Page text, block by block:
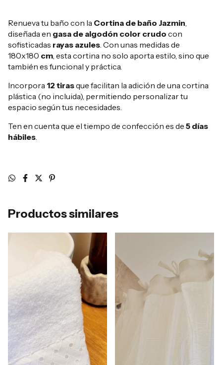
Renueva tu baño con la Cortina de baño Jazmin,
diseñada en gasa de algodón color crudo con
sofisticadas rayas azules. Con unas medidas de
180x180 cm, esta cortina no solo aporta estilo, sino que
también es funcional y práctica.
Incorpora 12 tirasque facilitan la adición de una cortina
plástica (no incluida), permitiendo personalizar tu
espacio según tus necesidades.
Ten en cuenta que el tiempo de confección es de 5 días
hábiles.
Productos similares